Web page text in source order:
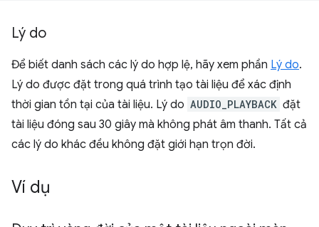
Lý do
Để biết danh sách các lý do hợp lệ, hãy xem phần Lý do.
Lý do được đặt trong quá trình tạo tài liệu để xác định
thời gian tồn tại của tài liệu. Lý do AUDIO_PLAYBACK đặt
tài liệu đóng sau 30 giây mà không phát âm thanh. Tất cả
các lý do khác đều không đặt giới hạn trọn đời.
Ví dụ